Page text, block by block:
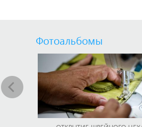
Фотоальбомы